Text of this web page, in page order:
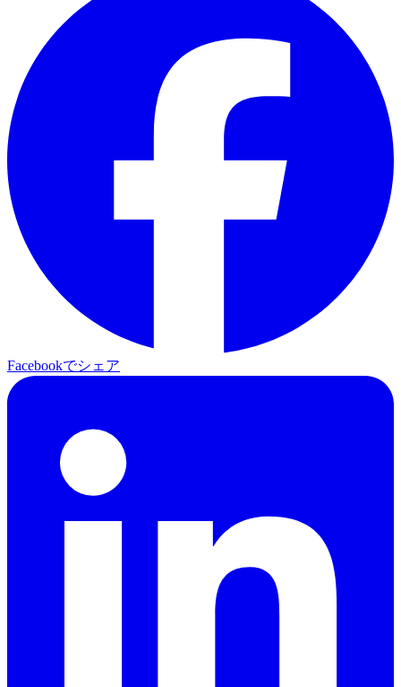
Facebookでシェア